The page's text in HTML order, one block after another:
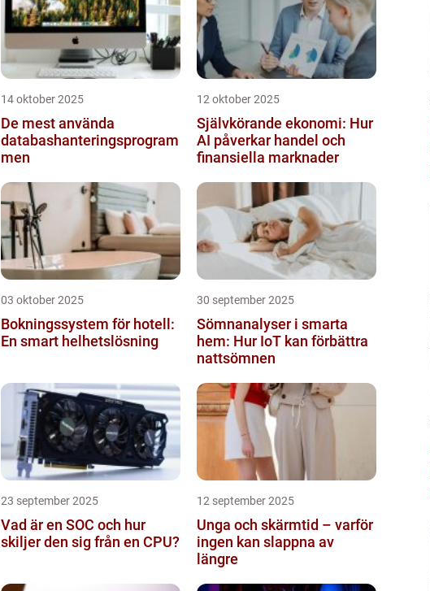
14 oktober 2025
De mest använda
databashanteringsprogram
men
12 oktober 2025
Självkörande ekonomi: Hur
AI påverkar handel och
finansiella marknader
03 oktober 2025
Bokningssystem för hotell:
En smart helhetslösning
30 september 2025
Sömnanalyser i smarta
hem: Hur IoT kan förbättra
nattsömnen
23 september 2025
Vad är en SOC och hur
skiljer den sig från en CPU?
12 september 2025
Unga och skärmtid – varför
ingen kan slappna av
längre